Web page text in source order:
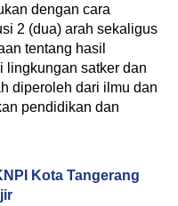
dengan cara
2 (dua) arah sekaligus
tentang hasil
lingkungan satker dan
diperoleh dari ilmu dan
pendidikan dan
Kota Tangerang